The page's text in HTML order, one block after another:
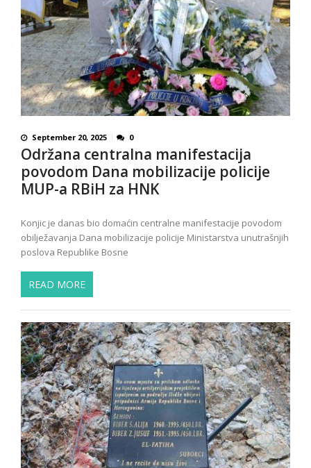
September 20, 2025 0
Održana centralna manifestacija
povodom Dana mobilizacije policije
MUP-a RBiH za HNK
Konjic je danas bio domaćin centralne manifestacije povodom
obilježavanja Dana mobilizacije policije Ministarstva unutrašnjih
poslova Republike Bosne
READ MORE